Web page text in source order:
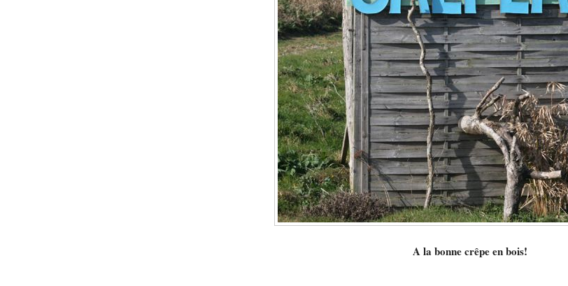
A la bonne crêpe en bois!